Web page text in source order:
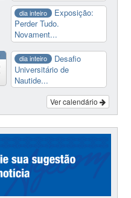
dia inteiro
Exposição:
Perder Tudo.
Novament...
dia inteiro
Desafio
Universitário de
Nautide...
Ver calendário